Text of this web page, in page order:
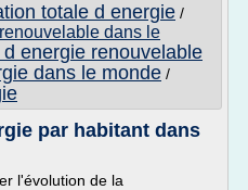
totale d energie /
dans le
energie renouvelable
dans le monde /
par habitant dans
l'évolution de la